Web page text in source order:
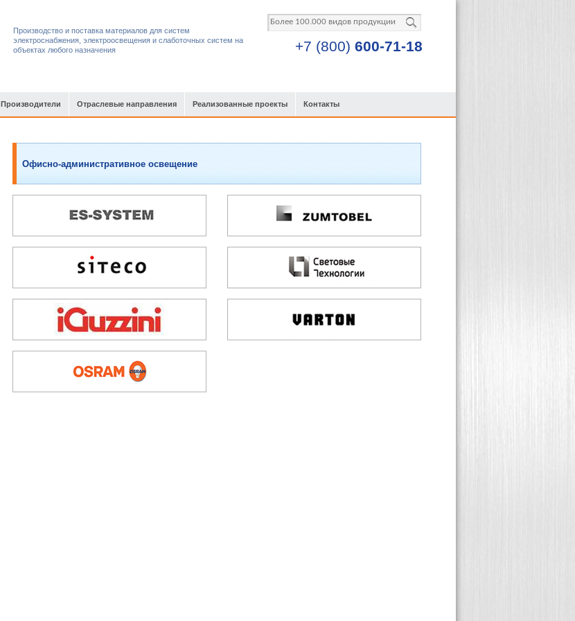
+7 (800) 600-71-18
Производство и поставка материалов для систем
электроснабжения, электроосвещения и слаботочных систем на
объектах любого назначения
Производители Отраслевые направления Реализованные проекты Контакты
Офисно-административное освещение